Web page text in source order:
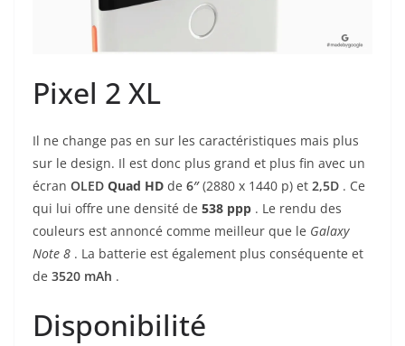
Pixel 2 XL
Il ne change pas en sur les caractéristiques mais plus
sur le design. Il est donc plus grand et plus fin avec un
écran OLED Quad HD de 6″(2880 x 1440 p) et 2,5D . Ce
qui lui offre une densité de 538 ppp . Le rendu des
couleurs est annoncé comme meilleur que le Galaxy
Note 8 . La batterie est également plus conséquente et
de 3520 mAh .
Disponibilité